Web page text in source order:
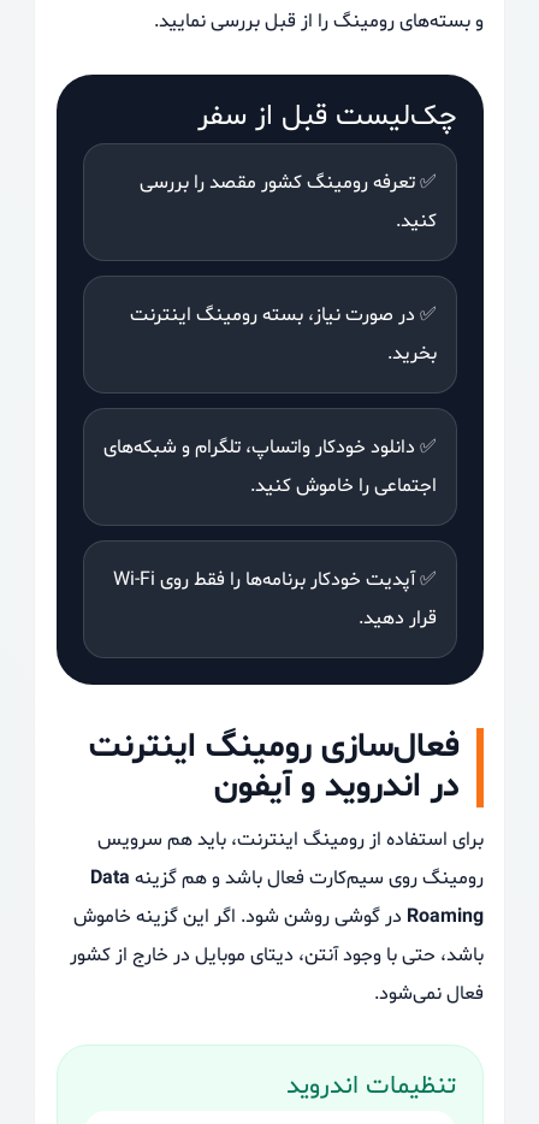
و بسته‌های رومینگ را از قبل بررسی نمایید.
چک‌لیست قبل از سفر
✅ تعرفه رومینگ کشور مقصد را بررسی
کنید.
✅ در صورت نیاز، بسته رومینگ اینترنت
بخرید.
✅ دانلود خودکار واتساپ، تلگرام و شبکه‌های
اجتماعی را خاموش کنید.
✅ آپدیت خودکار برنامه‌ها را فقط روی Wi-Fi
قرار دهید.
فعال‌سازی رومینگ اینترنت
در اندروید و آیفون
برای استفاده از رومینگ اینترنت، باید هم سرویس
رومینگ روی سیم‌کارت فعال باشد و هم گزینه Data
Roaming در گوشی روشن شود. اگر این گزینه خاموش
باشد، حتی با وجود آنتن، دیتای موبایل در خارج از کشور
فعال نمی‌شود.
تنظیمات اندروید